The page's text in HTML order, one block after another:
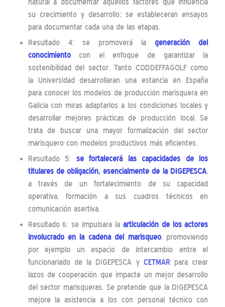
natural a documentar aquellos factores que influencia
su crecimiento y desarrollo; se estableceran ensayos
para documentar cada una de las etapas.
Resultado 4: se promoverá lageneración del
conocimientocon el enfoque de garantizar la
sostenibilidad del sector. Tanto CODDEFFAGOLF como
la Universidad desarrollaran una estancia en España
para conocer los modelos de producción marisquera en
Galicia con miras adaptarlos a los condiciones locales y
desarrollar mejores prácticas de producción local. Se
trata de buscar una mayor formalización del sector
marisquero con modelos productivos más eficientes.
Resultado 5: se fortalecerá las capacidades de los
titulares de obligación, esencialmente de la DIGEPESCA,
a través de un fortalecimiento de su capacidad
operativa, formación a sus cuadros técnicos en
comunicación asertiva.
Resultado 6: se impulsara la articulación de los actores
involucrado en la cadena del marisqueo, promoviendo
por ejemplo un espacio de intercambio entre el
funcionariado de la DIGEPESCA y CETMAR para crear
lazos de cooperación que impacte un mejor desarrollo
del sector marisqueras. Se pretende que la DIGEPESCA
mejore la asistencia a los con personal técnico con